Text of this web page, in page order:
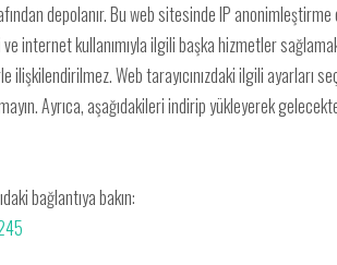
depolanır. Bu web sitesinde IP
kullanımıyla ilgili başka hizmetler sağlamak
Web tarayıcınızdaki ilgili ayarları
Ayrıca, aşağıdakileri indirip yükleyerek
bağlantıya bakın: